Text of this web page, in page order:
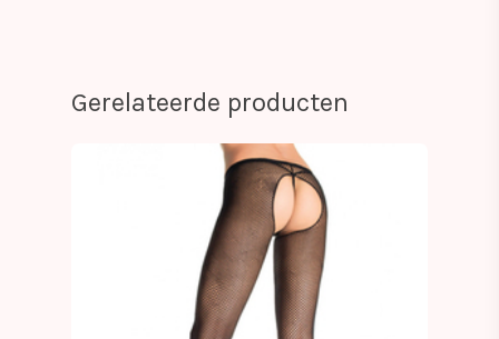
Gerelateerde producten